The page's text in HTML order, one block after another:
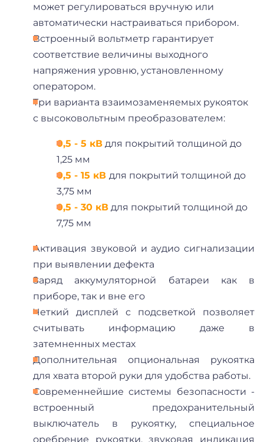
может регулироваться вручную или
автоматически настраиваться прибором.
Встроенный вольтметр гарантирует
соответствие величины выходного
напряжения уровню, установленному
оператором.
Три варианта взаимозаменяемых рукояток
с высоковольтным преобразователем:
0,5 - 5 кВ для покрытий толщиной до
1,25 мм
0,5 - 15 кВ для покрытий толщиной до
3,75 мм
0,5 - 30 кВ для покрытий толщиной до
7,75 мм
Активация звуковой и аудио сигнализации
при выявлении дефекта
Заряд аккумуляторной батареи как в
приборе, так и вне его
Четкий дисплей с подсветкой позволяет
считывать информацию даже в
затемненных местах
Дополнительная опциональная рукоятка
для хвата второй руки для удобства работы.
Современнейшие системы безопасности -
встроенный предохранительный
выключатель в рукоятку, специальное
оребрение рукоятки, звуковая индикация